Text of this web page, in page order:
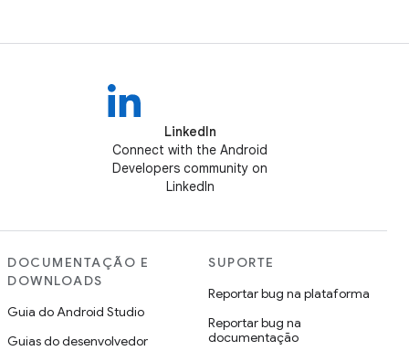
LinkedIn
Connect with the Android
Developers community on
LinkedIn
DOCUMENTAÇÃO E
DOWNLOADS
Guia do Android Studio
Guias do desenvolvedor
SUPORTE
Reportar bug na plataforma
Reportar bug na
documentação